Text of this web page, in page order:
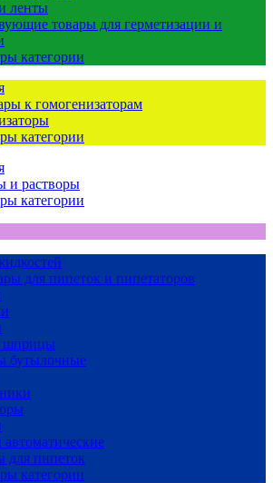
ленты
товары для герметизации и
категории
к гомогенизаторам
категории
и растворы
категории
для пипеток и пипетаторов
шприцы
бутылочные
для пипеток
категории